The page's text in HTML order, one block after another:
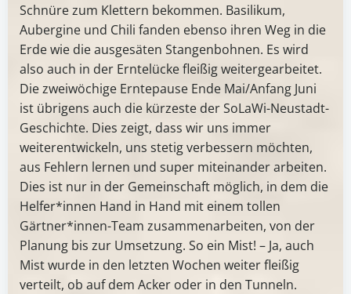
Schnüre zum Klettern bekommen. Basilikum,
Aubergine und Chili fanden ebenso ihren Weg in die
Erde wie die ausgesäten Stangenbohnen. Es wird
also auch in der Erntelücke fleißig weitergearbeitet.
Die zweiwöchige Erntepause Ende Mai/Anfang Juni
ist übrigens auch die kürzeste der SoLaWi-Neustadt-
Geschichte. Dies zeigt, dass wir uns immer
weiterentwickeln, uns stetig verbessern möchten,
aus Fehlern lernen und super miteinander arbeiten.
Dies ist nur in der Gemeinschaft möglich, in dem die
Helfer*innen Hand in Hand mit einem tollen
Gärtner*innen-Team zusammenarbeiten, von der
Planung bis zur Umsetzung. So ein Mist! – Ja, auch
Mist wurde in den letzten Wochen weiter fleißig
verteilt, ob auf dem Acker oder in den Tunneln.